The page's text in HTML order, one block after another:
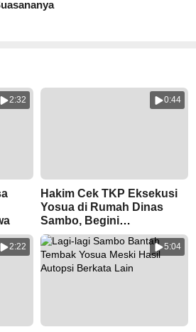
2:32 0:44
Hakim Cek TKP Eksekusi
Yosua di Rumah Dinas
Sambo, Begini
Suasananya
2:22 5:04